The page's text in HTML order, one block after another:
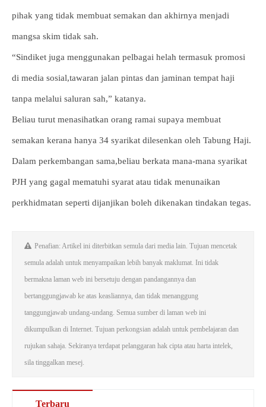
pihak yang tidak membuat semakan dan akhirnya menjadi
mangsa skim tidak sah.
“Sindiket juga menggunakan pelbagai helah termasuk promosi
di media sosial,tawaran jalan pintas dan jaminan tempat haji
tanpa melalui saluran sah,” katanya.
Beliau turut menasihatkan orang ramai supaya membuat
semakan kerana hanya 34 syarikat dilesenkan oleh Tabung Haji.
Dalam perkembangan sama,beliau berkata mana-mana syarikat
PJH yang gagal mematuhi syarat atau tidak menunaikan
perkhidmatan seperti dijanjikan boleh dikenakan tindakan tegas.
Penafian: Artikel ini diterbitkan semula dari media lain. Tujuan mencetak
semula adalah untuk menyampaikan lebih banyak maklumat. Ini tidak
bermakna laman web ini bersetuju dengan pandangannya dan
bertanggungjawab ke atas keasliannya, dan tidak menanggung
tanggungjawab undang-undang. Semua sumber di laman web ini
dikumpulkan di Internet. Tujuan perkongsian adalah untuk pembelajaran dan
rujukan sahaja. Sekiranya terdapat pelanggaran hak cipta atau harta intelek,
sila tinggalkan mesej.
Terbaru